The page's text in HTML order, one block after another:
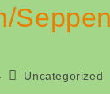
Uncategorized